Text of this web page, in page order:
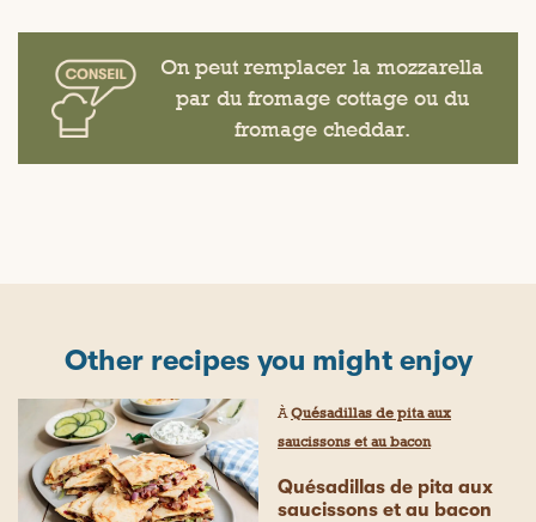
On peut remplacer la mozzarella
par du fromage cottage ou du
fromage cheddar.
Other recipes you might enjoy
À Quésadillas de pita aux
saucissons et au bacon
Quésadillas de pita aux
saucissons et au bacon